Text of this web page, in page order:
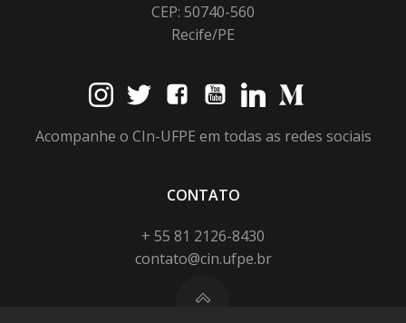
CEP: 50740-560
Recife/PE
Acompanhe o CIn-UFPE em todas as redes sociais
CONTATO
+ 55 81 2126-8430
contato@cin.ufpe.br